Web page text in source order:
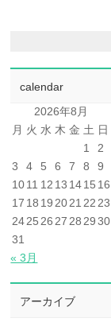
calendar
2026年8月
月 火 水 木 金 土 日
1
2
3
4 5 6 7 8
9
1011 12 13 1415 16
17 18 19 2021 22 23
2425 26 27 28 29 30
31
« 3月
アーカイブ